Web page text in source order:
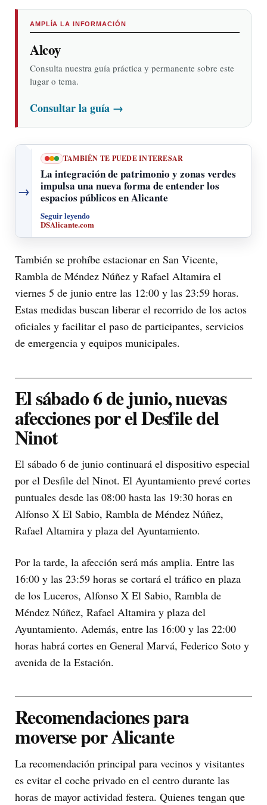
AMPLÍA LA INFORMACIÓN
Alcoy
Consulta nuestra guía práctica y permanente sobre este
lugar o tema.
Consultar la guía →
→
TAMBIÉN TE PUEDE INTERESAR
La integración de patrimonio y zonas verdes
impulsa una nueva forma de entender los
espacios públicos en Alicante
Seguir leyendo
DSAlicante.com
También se prohíbe estacionar en San Vicente,
Rambla de Méndez Núñez y Rafael Altamira el
viernes 5 de junio entre las 12:00 y las 23:59 horas.
Estas medidas buscan liberar el recorrido de los actos
oficiales y facilitar el paso de participantes, servicios
de emergencia y equipos municipales.
El sábado 6 de junio, nuevas
afecciones por el Desfile del
Ninot
El sábado 6 de junio continuará el dispositivo especial
por el Desfile del Ninot. El Ayuntamiento prevé cortes
puntuales desde las 08:00 hasta las 19:30 horas en
Alfonso X El Sabio, Rambla de Méndez Núñez,
Rafael Altamira y plaza del Ayuntamiento.
Por la tarde, la afección será más amplia. Entre las
16:00 y las 23:59 horas se cortará el tráfico en plaza
de los Luceros, Alfonso X El Sabio, Rambla de
Méndez Núñez, Rafael Altamira y plaza del
Ayuntamiento. Además, entre las 16:00 y las 22:00
horas habrá cortes en General Marvá, Federico Soto y
avenida de la Estación.
Recomendaciones para
moverse por Alicante
La recomendación principal para vecinos y visitantes
es evitar el coche privado en el centro durante las
horas de mayor actividad festera. Quienes tengan que